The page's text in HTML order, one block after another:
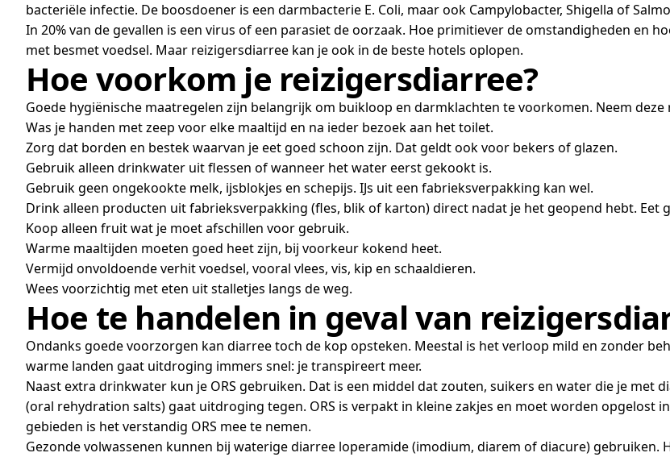
bacteriële infectie. De boosdoener is een darmbacterie E. Coli, maar ook Campylobacter, Shigella of
In 20% van de gevallen is een virus of een parasiet de oorzaak. Hoe primitiever de omstandigheden en
met besmet voedsel. Maar reizigersdiarree kan je ook in de beste hotels oplopen.
Hoe voorkom je reizigersdiarree?
Goede hygiënische maatregelen zijn belangrijk om buikloop en darmklachten te voorkomen. Neem deze
Was je handen met zeep voor elke maaltijd en na ieder bezoek aan het toilet.
Zorg dat borden en bestek waarvan je eet goed schoon zijn. Dat geldt ook voor bekers of glazen.
Gebruik alleen drinkwater uit flessen of wanneer het water eerst gekookt is.
Gebruik geen ongekookte melk, ijsblokjes en schepijs. IJs uit een fabrieksverpakking kan wel.
Drink alleen producten uit fabrieksverpakking (fles, blik of karton) direct nadat je het geopend hebt. Eet
Koop alleen fruit wat je moet afschillen voor gebruik.
Warme maaltijden moeten goed heet zijn, bij voorkeur kokend heet.
Vermijd onvoldoende verhit voedsel, vooral vlees, vis, kip en schaaldieren.
Wees voorzichtig met eten uit stalletjes langs de weg.
Hoe te handelen in geval van
Ondanks goede voorzorgen kan diarree toch de kop opsteken. Meestal is het verloop mild en zonder
warme landen gaat uitdroging immers snel: je transpireert meer.
Naast extra drinkwater kun je ORS gebruiken. Dat is een middel dat zouten, suikers en water die je met
(oral rehydration salts) gaat uitdroging tegen. ORS is verpakt in kleine zakjes en moet worden opgelost
gebieden is het verstandig ORS mee te nemen.
Gezonde volwassenen kunnen bij waterige diarree loperamide (imodium, diarem of diacure)